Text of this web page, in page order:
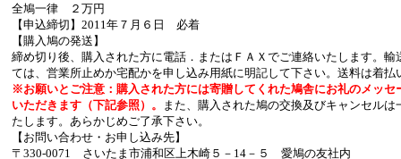
全鳩一律 ２万円
【申込締切】2011年７月６日 必着
【購入鳩の発送】
締め切り後、購入された方に電話．またはＦＡＸでご連絡いたします。輸
ては、営業所止めか宅配かを申し込み用紙に明記して下さい。送料は着払
※お願いとご注意：購入された方には寄贈してくれた鳩舎にお礼のメッセ
いただきます（下記参照）。
また、購入された鳩の交換及びキャンセルは
たします。あらかじめご了承下さい。
【お問い合わせ・お申し込み先】
〒330-0071 さいたま市浦和区上木崎５－14－５ 愛鳩の友社内